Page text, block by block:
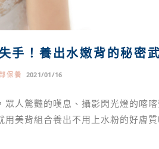
手！養出水嫩背的秘密武
保養 2021/01/16
人驚豔的嘆息、攝影閃光燈的喀
美背組合養出不用上水粉的好膚質